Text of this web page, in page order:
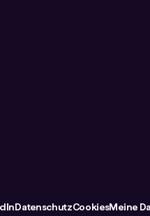
DatenschutzCookiesMeine